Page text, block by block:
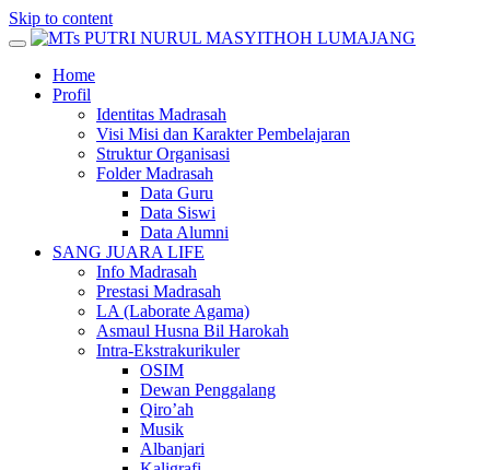
Skip to content
Home
Profil
Identitas Madrasah
Visi Misi dan Karakter Pembelajaran
Struktur Organisasi
Folder Madrasah
Data Guru
Data Siswi
Data Alumni
SANG JUARA LIFE
Info Madrasah
Prestasi Madrasah
LA (Laborate Agama)
Asmaul Husna Bil Harokah
Intra-Ekstrakurikuler
OSIM
Dewan Penggalang
Qiro’ah
Musik
Albanjari